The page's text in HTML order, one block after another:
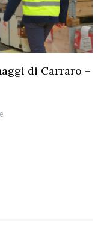
di Carraro –